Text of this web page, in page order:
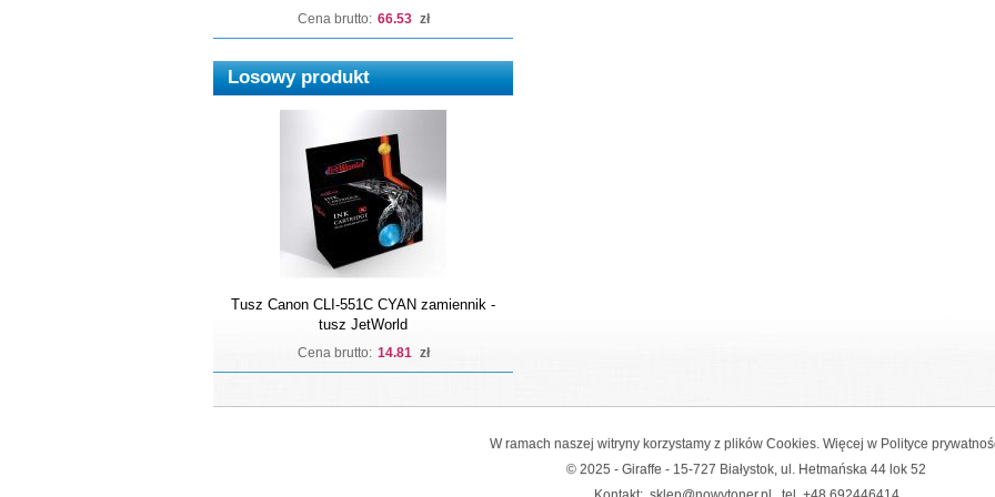
Cena brutto: 66.53 zł
Losowy produkt
Tusz Canon CLI-551C CYAN zamiennik -
tusz JetWorld
Cena brutto: 14.81 zł
W ramach naszej witryny korzystamy z plików Cookies. Więcej w Polityce
© 2025 - Giraffe - 15-727 Białystok, ul. Hetmańska 44 lok 52